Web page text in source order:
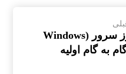
نصب و پیکربندی ویندوز سرور (Windows